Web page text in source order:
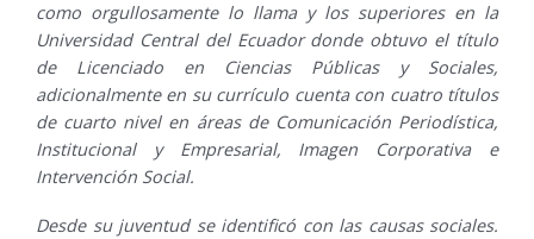
como orgullosamente lo llama y los superiores en la
Universidad Central del Ecuador donde obtuvo el título
de Licenciado en Ciencias Públicas y Sociales,
adicionalmente en su currículo cuenta con cuatro títulos
de cuarto nivel en áreas de Comunicación Periodística,
Institucional y Empresarial, Imagen Corporativa e
Intervención Social.
Desde su juventud se identificó con las causas sociales.